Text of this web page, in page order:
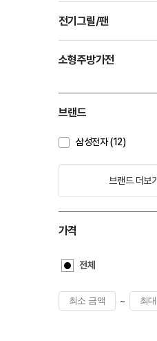
전기그릴/팬
소형주방가전
브랜드
삼성전자 (12)
브랜드 더보기
가격
전체
~